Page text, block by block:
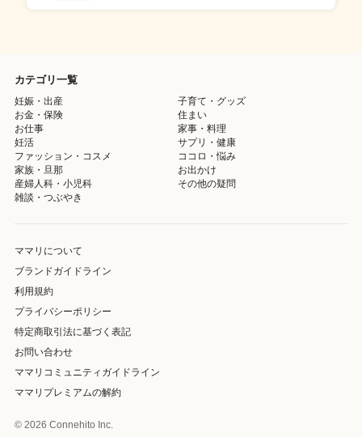
カテゴリ一覧
妊娠・出産
子育て・グッズ
お金・保険
住まい
お仕事
家事・料理
妊活
サプリ・健康
ファッション・コスメ
ココロ・悩み
家族・旦那
お出かけ
産婦人科・小児科
その他の疑問
雑談・つぶやき
ママリについて
ブランドガイドライン
利用規約
プライバシーポリシー
特定商取引法に基づく表記
お問い合わせ
ママリコミュニティガイドライン
ママリプレミアムの解約
© 2026 Connehito Inc.